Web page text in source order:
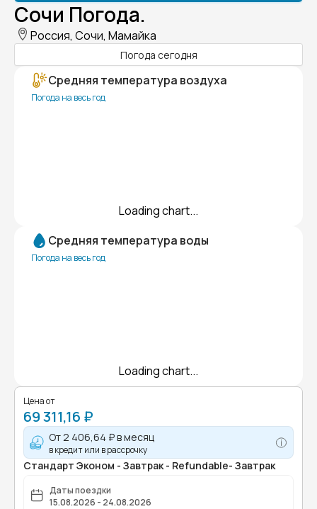
Сочи Погода.
Россия, Сочи, Мамайка
Погода сегодня
Средняя температура воздуха
Погода на весь год
Loading chart...
Средняя температура воды
Погода на весь год
Loading chart...
Цена от
69 311,16 ₽
От2 406,64 ₽в месяц
в кредит или в рассрочку
Стандарт Эконом - Завтрак - Refundable- Завтрак
Даты поездки
15.08.2026 - 24.08.2026